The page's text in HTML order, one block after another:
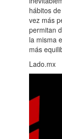
hábitos
vez más
permitan
la misma
más
Lado.mx